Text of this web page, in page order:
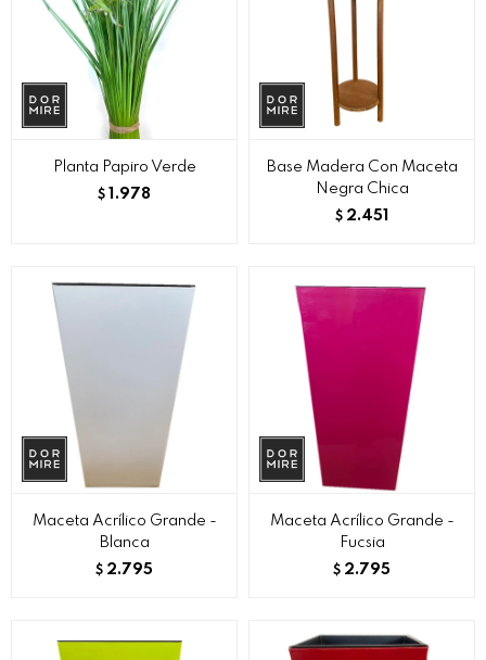
Planta Papiro Verde
$ 1.978
Base Madera Con Maceta
Negra Chica
$ 2.451
Maceta Acrílico Grande -
Blanca
$ 2.795
Maceta Acrílico Grande -
Fucsia
$ 2.795